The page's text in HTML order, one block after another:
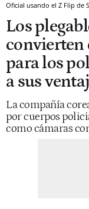
Oficial usando el Z Flip de
Los
convierten
para los
a sus
La compañía
por cuerpos
como cámaras